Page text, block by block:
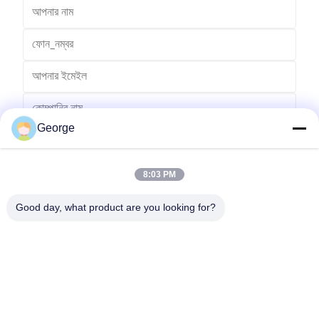
George
8:03 PM
Good day, what product are you looking for?